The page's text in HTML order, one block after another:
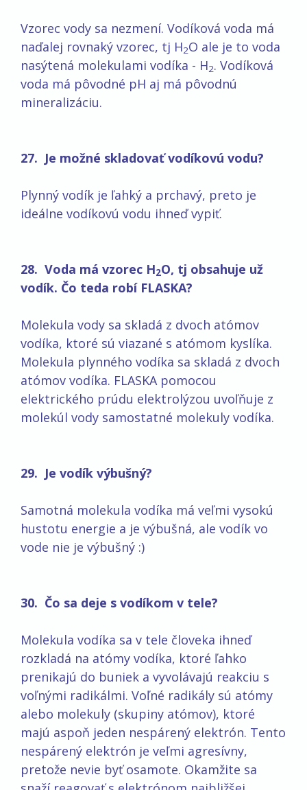
Vzorec vody sa nezmení. Vodíková voda má
naďalej rovnaký vzorec, tj H2O ale je to voda
nasýtená molekulami vodíka - H2. Vodíková
voda má pôvodné pH aj má pôvodnú
mineralizáciu.
27. Je možné skladovať vodíkovú vodu?
Plynný vodík je ľahký a prchavý, preto je
ideálne vodíkovú vodu ihneď vypiť.
28. Voda má vzorec H2O, tj obsahuje už
vodík. Čo teda robí FLASKA?
Molekula vody sa skladá z dvoch atómov
vodíka, ktoré sú viazané s atómom kyslíka.
Molekula plynného vodíka sa skladá z dvoch
atómov vodíka. FLASKA pomocou
elektrického prúdu elektrolýzou uvoľňuje z
molekúl vody samostatné molekuly vodíka.
29. Je vodík výbušný?
Samotná molekula vodíka má veľmi vysokú
hustotu energie a je výbušná, ale vodík vo
vode nie je výbušný :)
30. Čo sa deje s vodíkom v tele?
Molekula vodíka sa v tele človeka ihneď
rozkladá na atómy vodíka, ktoré ľahko
prenikajú do buniek a vyvolávajú reakciu s
voľnými radikálmi. Voľné radikály sú atómy
alebo molekuly (skupiny atómov), ktoré
majú aspoň jeden nespárený elektrón. Tento
nespárený elektrón je veľmi agresívny,
pretože nevie byť osamote. Okamžite sa